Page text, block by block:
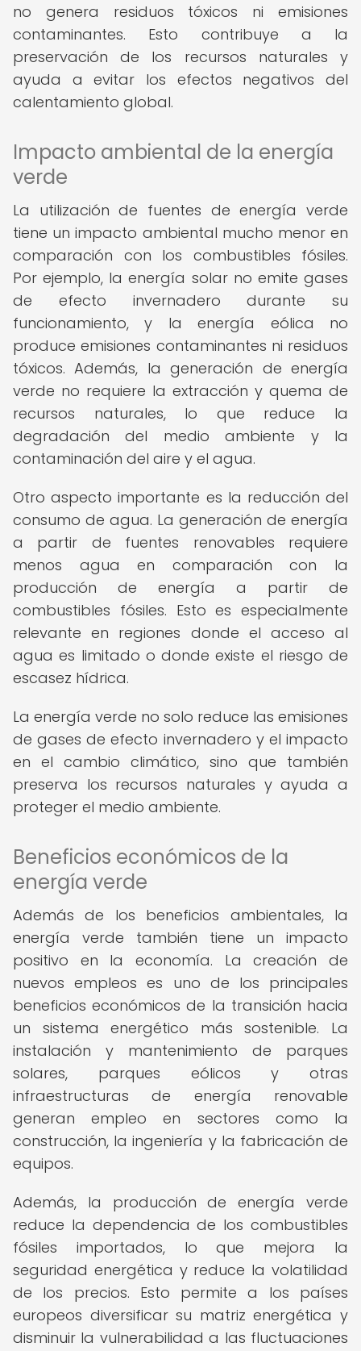
no genera residuos tóxicos ni emisiones
contaminantes. Esto contribuye a la
preservación de los recursos naturales y
ayuda a evitar los efectos negativos del
calentamiento global.
Impacto ambiental de la energía
verde
La utilización de fuentes de energía verde
tiene un impacto ambiental mucho menor en
comparación con los combustibles fósiles.
Por ejemplo, la energía solar no emite gases
de efecto invernadero durante su
funcionamiento, y la energía eólica no
produce emisiones contaminantes ni residuos
tóxicos. Además, la generación de energía
verde no requiere la extracción y quema de
recursos naturales, lo que reduce la
degradación del medio ambiente y la
contaminación del aire y el agua.
Otro aspecto importante es la reducción del
consumo de agua. La generación de energía
a partir de fuentes renovables requiere
menos agua en comparación con la
producción de energía a partir de
combustibles fósiles. Esto es especialmente
relevante en regiones donde el acceso al
agua es limitado o donde existe el riesgo de
escasez hídrica.
La energía verde no solo reduce las emisiones
de gases de efecto invernadero y el impacto
en el cambio climático, sino que también
preserva los recursos naturales y ayuda a
proteger el medio ambiente.
Beneficios económicos de la
energía verde
Además de los beneficios ambientales, la
energía verde también tiene un impacto
positivo en la economía. La creación de
nuevos empleos es uno de los principales
beneficios económicos de la transición hacia
un sistema energético más sostenible. La
instalación y mantenimiento de parques
solares, parques eólicos y otras
infraestructuras de energía renovable
generan empleo en sectores como la
construcción, la ingeniería y la fabricación de
equipos.
Además, la producción de energía verde
reduce la dependencia de los combustibles
fósiles importados, lo que mejora la
seguridad energética y reduce la volatilidad
de los precios. Esto permite a los países
europeos diversificar su matriz energética y
disminuir la vulnerabilidad a las fluctuaciones